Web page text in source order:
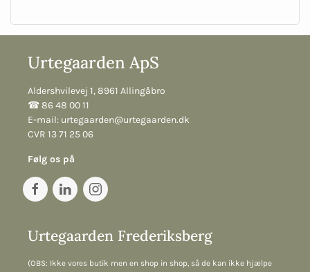
Urtegaarden ApS
Aldershvilevej 1, 8961 Allingåbro
☎︎ 86 48 00 11
E-mail: urtegaarden@urtegaarden.dk
CVR 13 71 25 06
Følg os på
Urtegaarden Frederiksberg
(OBS: Ikke vores butik men en shop in shop, så de kan ikke hjælpe